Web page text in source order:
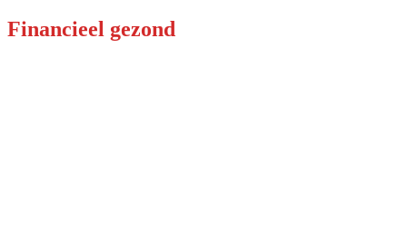
Financieel gezond